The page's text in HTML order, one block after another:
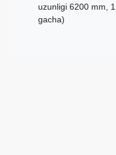
uzunligi 6200 mm,
gacha)